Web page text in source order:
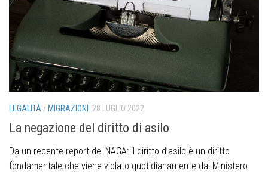
LEGALITÀ / MIGRAZIONI 28 LUGLIO 2022
La negazione del diritto di asilo
Da un recente report del NAGA: il diritto d’asilo è un diritto
fondamentale che viene violato quotidianamente dal Ministero